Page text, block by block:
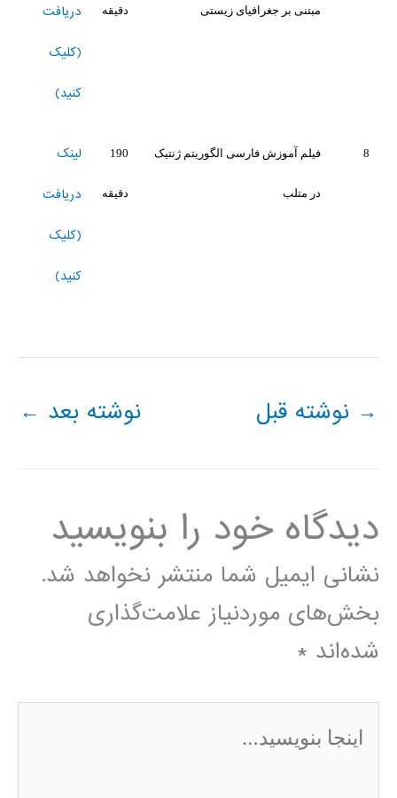
مبتنی بر جغرافیای زیستی دقیقه دریافت
(کلیک
کنید)
8 فیلم آموزش فارسی الگوریتم ژنتیک
در متلب
190
دقیقه
لینک
دریافت
(کلیک
کنید)
→ نوشته قبل نوشته بعد ←
دیدگاه‌ خود را بنویسید
نشانی ایمیل شما منتشر نخواهد شد.
بخش‌های موردنیاز علامت‌گذاری
شده‌اند *
اینجا
بنویسید…